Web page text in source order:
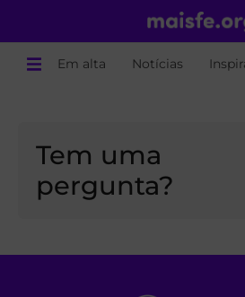
Em alta Notícias
Tem uma
pergunta?